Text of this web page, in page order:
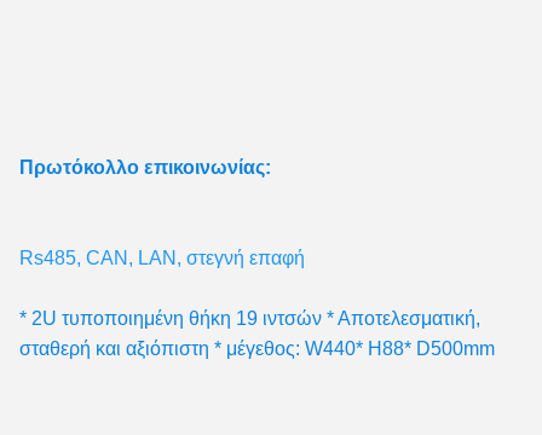
Πρωτόκολλο επικοινωνίας:
Rs485, CAN, LAN, στεγνή επαφή
* 2U τυποποιημένη θήκη 19 ιντσών * Αποτελεσματική,
σταθερή και αξιόπιστη * μέγεθος: W440* H88* D500mm